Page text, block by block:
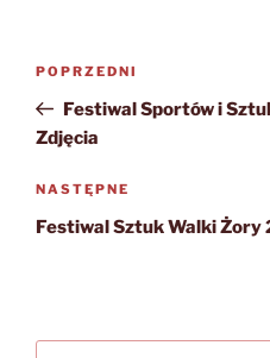
Poprzedni
wpis
POPRZEDNI
Festiwal Sportów i
Zdjęcia
Następny
wpis
NASTĘPNE
Festiwal Sztuk Walki Żory